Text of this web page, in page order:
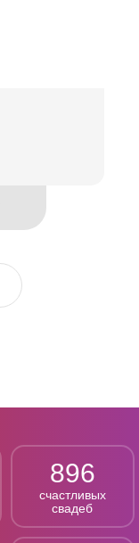
896
счастливых
свадеб